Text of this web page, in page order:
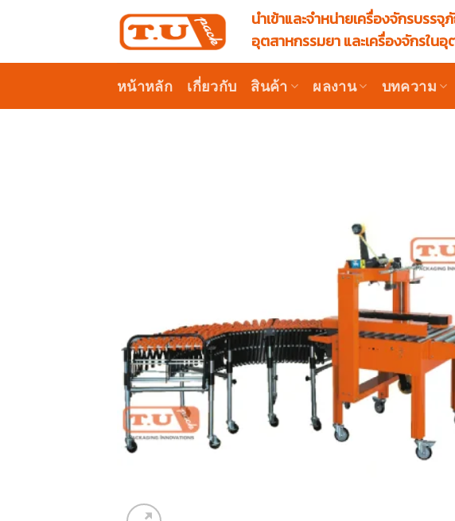
นำเข้าและจำหน่ายเครื่องจักรบรร
อุตสาหกรรมยา และเครื่องจักรใน
หน้าหลัก เกี่ยวกับ สินค้า ผลงาน บทความ